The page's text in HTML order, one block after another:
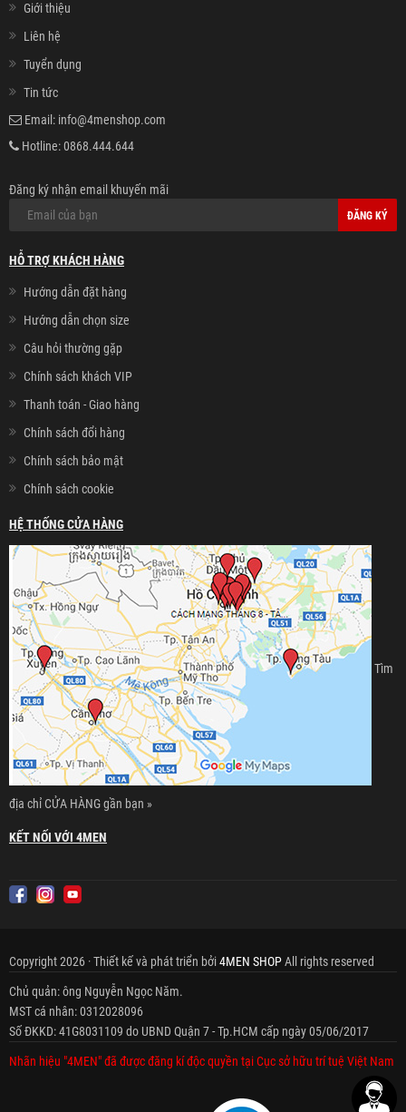
Giới thiệu
Liên hệ
Tuyển dụng
Tin tức
Email: info@4menshop.com
Hotline:0868.444.644
Đăng ký nhận email khuyến mãi
ĐĂNG KÝ
HỖ TRỢ KHÁCH HÀNG
Hướng dẫn đặt hàng
Hướng dẫn chọn size
Câu hỏi thường gặp
Chính sách khách VIP
Thanh toán - Giao hàng
Chính sách đổi hàng
Chính sách bảo mật
Chính sách cookie
HỆ THỐNG CỬA HÀNG
Tìm
địa chỉ CỬA HÀNG gần bạn »
KẾT NỐI VỚI 4MEN
Copyright 2026 · Thiết kế và phát triển bởi4MEN SHOPAll rights reserved
Chủ quản: ông Nguyễn Ngọc Năm.
MST cá nhân: 0312028096
Số ĐKKD: 41G8031109 do UBND Quận 7 - Tp.HCM cấp ngày 05/06/2017
Nhãn hiệu "4MEN" đã được đăng kí độc quyền tại Cục sở hữu trí tuệ Việt Nam